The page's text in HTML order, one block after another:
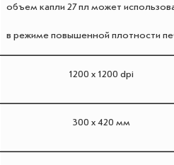
объем капли 27 пл может
в режиме повышенной плотности
1200 х 1200 dpi
300 х 420 мм